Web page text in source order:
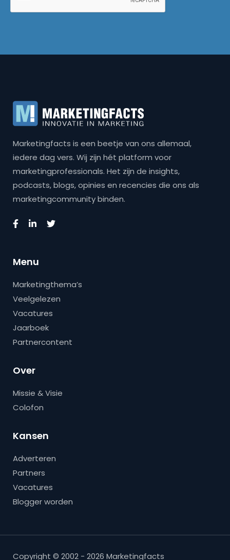
Marketingfacts is een beetje van ons allemaal,
iedere dag vers. Wij zijn hét platform voor
marketingprofessionals. Het zijn de insights,
podcasts, blogs, opinies en recencies die ons als
marketingcommunity binden.
Menu
Marketingthema’s
Veelgelezen
Vacatures
Jaarboek
Partnercontent
Over
Missie & Visie
Colofon
Kansen
Adverteren
Partners
Vacatures
Blogger worden
Copyright © 2002 - 2026 Marketingfacts